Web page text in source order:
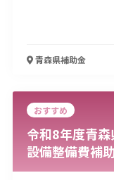
青森県補助金
おすすめ
令和8年度青
設備整備費補